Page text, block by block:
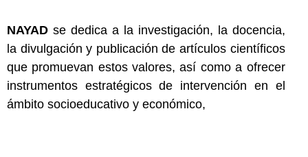
NAYAD se dedica a la investigación, la docencia,
la divulgación y publicación de artículos científicos
que promuevan estos valores, así como a ofrecer
instrumentos estratégicos de intervención en el
ámbito socioeducativo y económico,